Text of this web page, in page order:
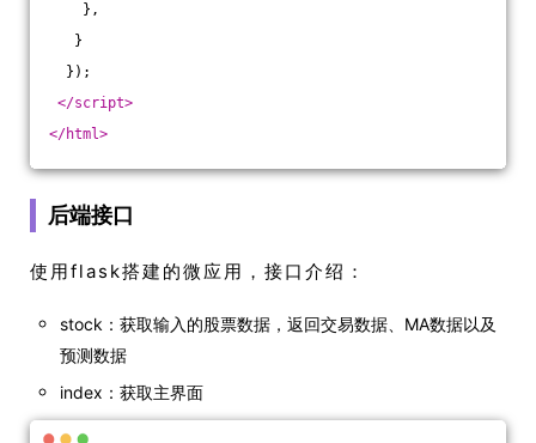
},
}
});
</script>
</html>
后端接口
使用flask搭建的微应用，接口介绍：
stock：获取输入的股票数据，返回交易数据、MA数据以及
预测数据
index：获取主界面